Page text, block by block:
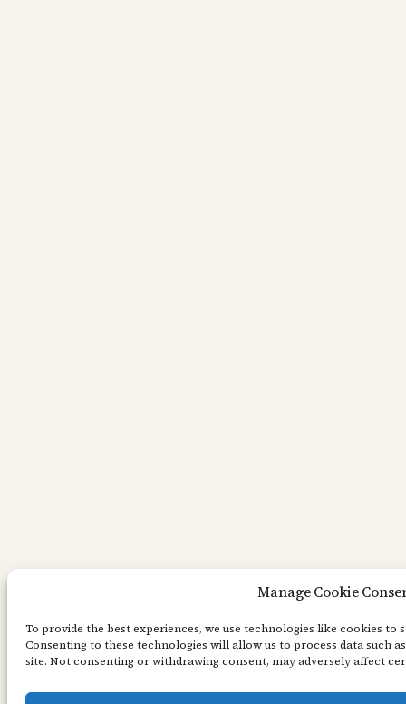
Manage Cookie
To provide the best experiences, we use technologies like cookies to
Consenting to these technologies will allow us to process data such
site. Not consenting or withdrawing consent, may adversely affect